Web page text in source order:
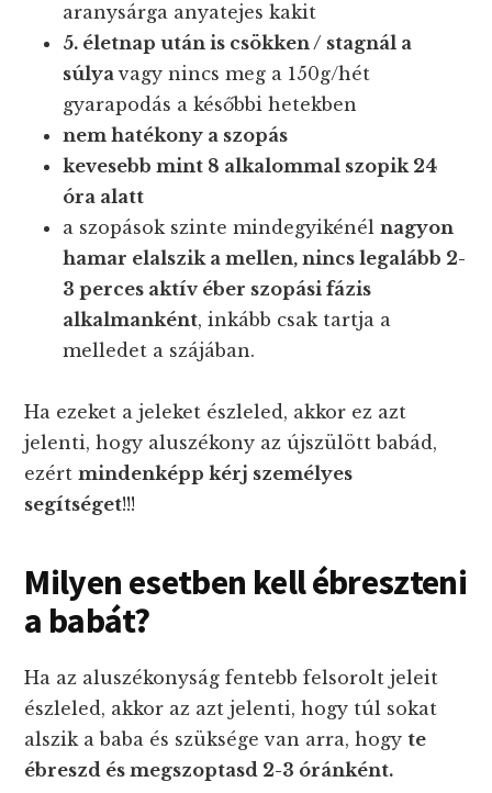
aranysárga anyatejes kakit
5. életnap után is csökken / stagnál a
súlyavagy nincs meg a 150g/hét
gyarapodás a későbbi hetekben
nem hatékony a szopás
kevesebb mint 8 alkalommal szopik 24
óra alatt
a szopások szinte mindegyikénélnagyon
hamar elalszik a mellen, nincs legalább 2-
3 perces aktív éber szopási fázis
alkalmanként, inkább csak tartja a
melledet a szájában.
Ha ezeket a jeleket észleled, akkor ez azt
jelenti, hogy aluszékony az újszülött babád,
ezértmindenképp kérj személyes
segítséget!!!
Milyen esetben kell ébreszteni
a babát?
Ha az aluszékonyság fentebb felsorolt jeleit
észleled, akkor az azt jelenti, hogy túl sokat
alszik a baba és szüksége van arra, hogyte
ébreszd és megszoptasd 2-3 óránként.